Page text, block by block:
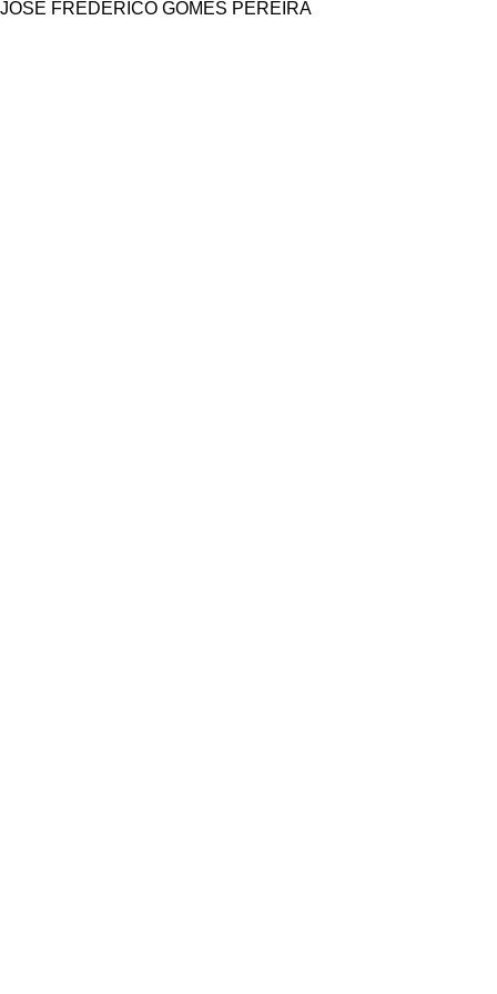
JOSE FREDERICO GOMES PEREIRA